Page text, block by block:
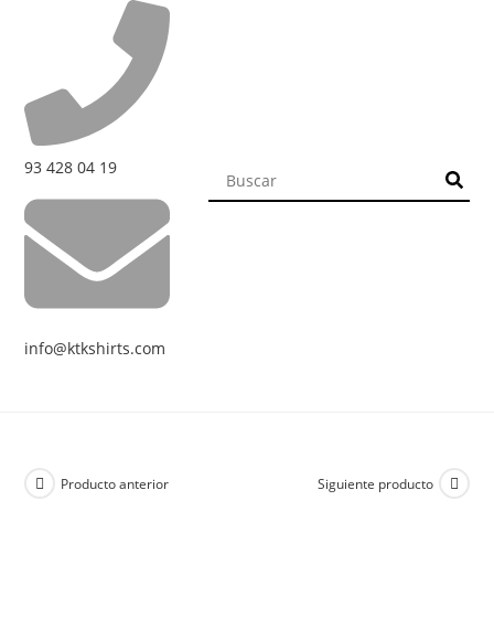
93 428 04 19
info@ktkshirts.com
Producto anterior Siguiente producto